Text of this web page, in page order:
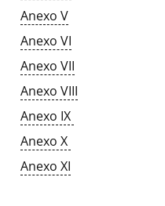
Anexo V
Anexo VI
Anexo VII
Anexo VIII
Anexo IX
Anexo X
Anexo XI